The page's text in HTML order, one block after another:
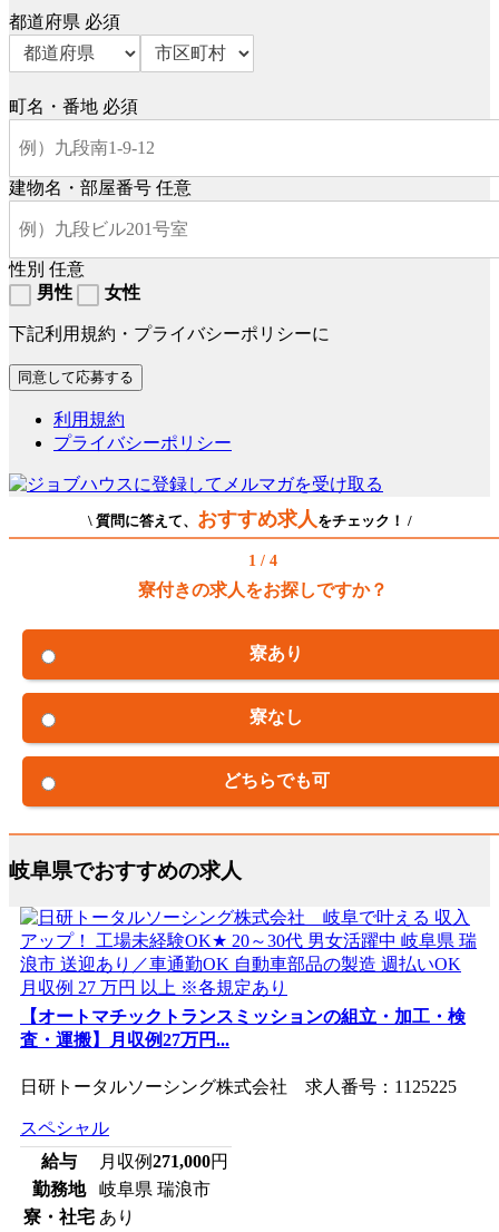
都道府県 必須
町名・番地 必須
建物名・部屋番号 任意
性別 任意
男性
女性
下記利用規約・プライバシーポリシーに
利用規約
プライバシーポリシー
\ 質問に答えて、 おすすめ求人をチェック！ /
1 / 4
寮付きの求人をお探しですか？
寮あり
寮なし
どちらでも可
岐阜県でおすすめの求人
【オートマチックトランスミッションの組立・加工・検
査・運搬】月収例27万円...
日研トータルソーシング株式会社 求人番号：1125225
スペシャル
給与
月収例271,000円
勤務地
岐阜県 瑞浪市
寮・社宅 あり